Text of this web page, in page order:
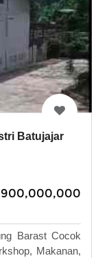
Batujajar
Barast Cocok
Makanan,